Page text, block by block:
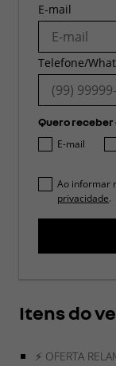
E-mail
Telefone/
Quero
E-mail
Ao informar
privacidade.
Itens do
⚡ OFERTA